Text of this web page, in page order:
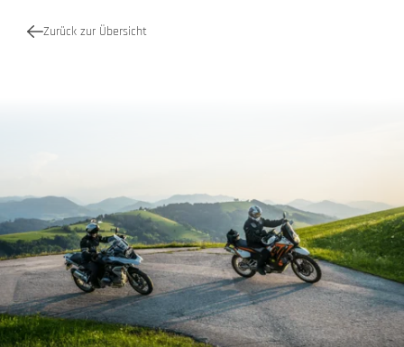
Zurück zur Übersicht